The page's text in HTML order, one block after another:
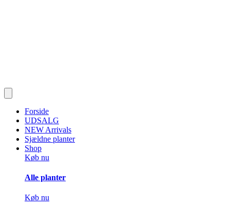
Forside
UDSALG
NEW Arrivals
Sjældne planter
Shop
Køb nu
Alle planter
Køb nu